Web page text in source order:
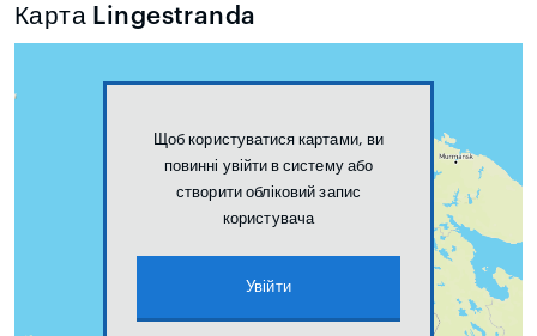
Карта Lingestranda
Щоб користуватися картами, ви
повинні увійти в систему або
створити обліковий запис
користувача
Увійти